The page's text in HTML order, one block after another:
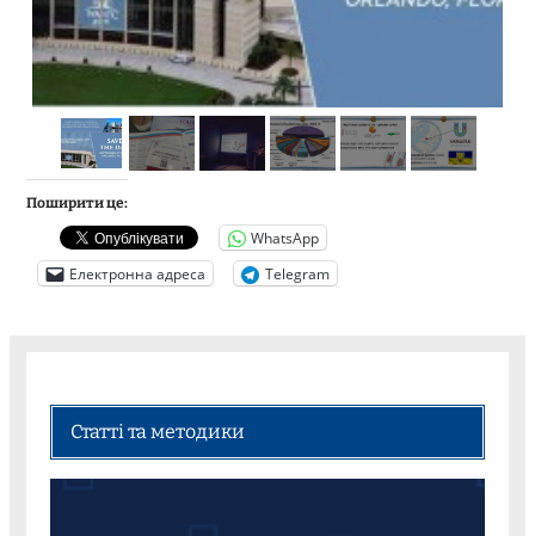
Поширити це:
WhatsApp
Електронна адреса
Telegram
Статті та методики